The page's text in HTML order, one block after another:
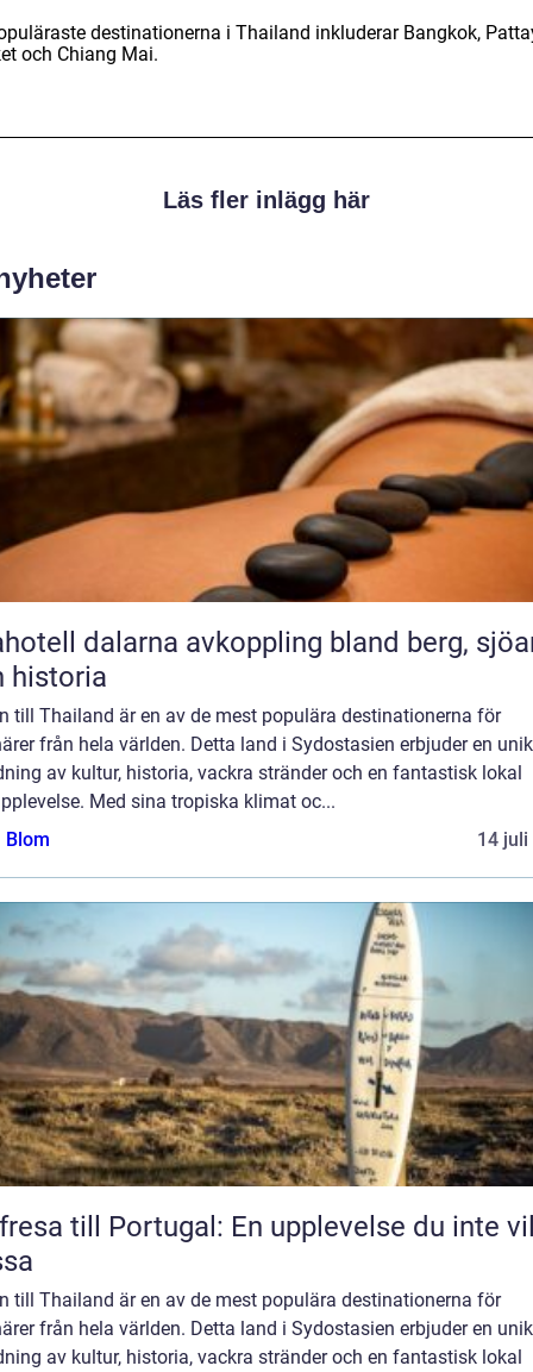
destinationerna i Thailand inkluderar Bangkok,
och Chiang Mai.
Läs fler inlägg här
avkoppling bland berg, sjöar
historia
till Thailand är en av de mest populära destinationerna för
från hela världen. Detta land i Sydostasien erbjuder en unik
av kultur, historia, vackra stränder och en fantastisk lokal
Med sina tropiska klimat oc...
Blom
14 juli
till Portugal: En upplevelse du inte
till Thailand är en av de mest populära destinationerna för
från hela världen. Detta land i Sydostasien erbjuder en unik
av kultur, historia, vackra stränder och en fantastisk lokal